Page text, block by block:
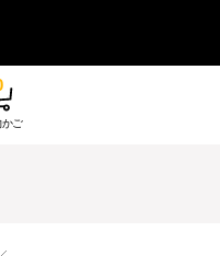
ご